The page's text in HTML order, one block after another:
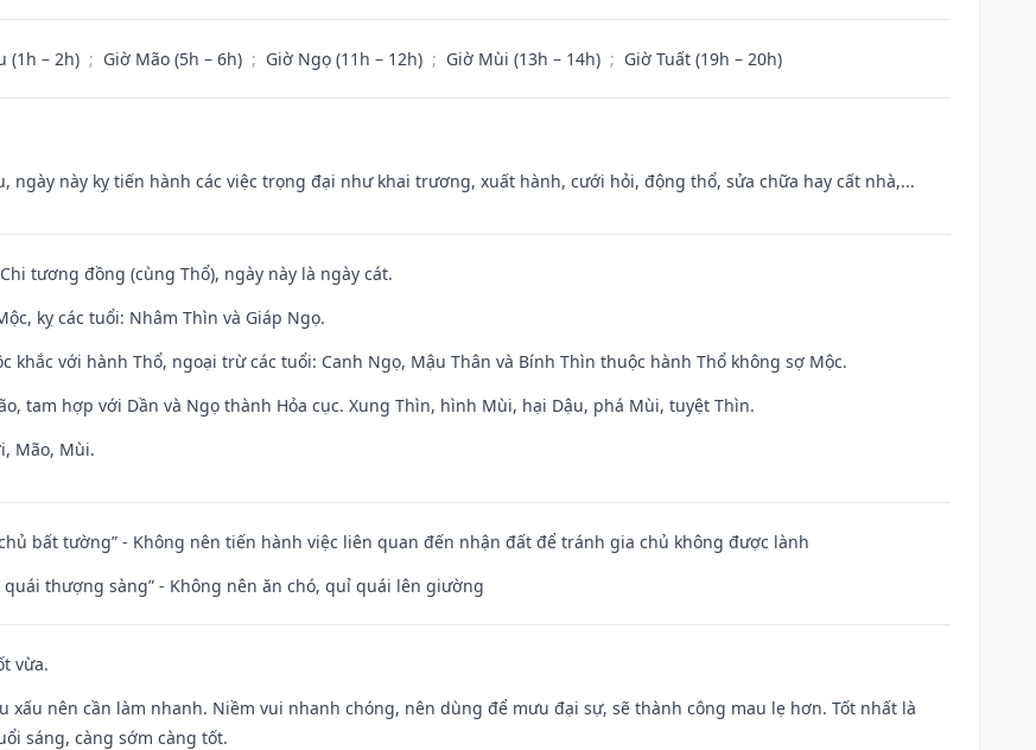
(1h – 2h) ; Giờ Mão (5h – 6h) ; Giờ Ngọ (11h – 12h) ; Giờ Mùi (13h – 14h) ; Giờ Tuất (19h – 20h)
ngày này kỵ tiến hành các việc trọng đại như khai trương, xuất hành, cưới hỏi, động thổ, sửa chữa hay cất nhà,...
tương đồng (cùng Thổ), ngày này là ngày cát.
kỵ các tuổi: Nhâm Thìn và Giáp Ngọ.
khắc với hành Thổ, ngoại trừ các tuổi: Canh Ngọ, Mậu Thân và Bính Thìn thuộc hành Thổ không sợ Mộc.
tam hợp với Dần và Ngọ thành Hỏa cục. Xung Thìn, hình Mùi, hại Dậu, phá Mùi, tuyệt Thìn.
Mão, Mùi.
bất tường” - Không nên tiến hành việc liên quan đến nhận đất để tránh gia chủ không được lành
quái thượng sàng” - Không nên ăn chó, quỉ quái lên giường
vừa.
xấu nên cần làm nhanh. Niềm vui nhanh chóng, nên dùng để mưu đại sự, sẽ thành công mau lẹ hơn. Tốt nhất là
sáng, càng sớm càng tốt.